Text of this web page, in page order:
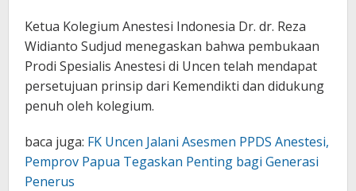
Ketua Kolegium Anestesi Indonesia Dr. dr. Reza
Widianto Sudjud menegaskan bahwa pembukaan
Prodi Spesialis Anestesi di Uncen telah mendapat
persetujuan prinsip dari Kemendikti dan didukung
penuh oleh kolegium.
baca juga: FK Uncen Jalani Asesmen PPDS Anestesi,
Pemprov Papua Tegaskan Penting bagi Generasi
Penerus